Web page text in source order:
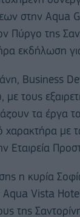
στην Aqua
Πύργο της
εκδήλωση
Business
τους
τα έργα
χαρακτήρα με
Εταιρεία
η κυρία
Aqua Vista
της